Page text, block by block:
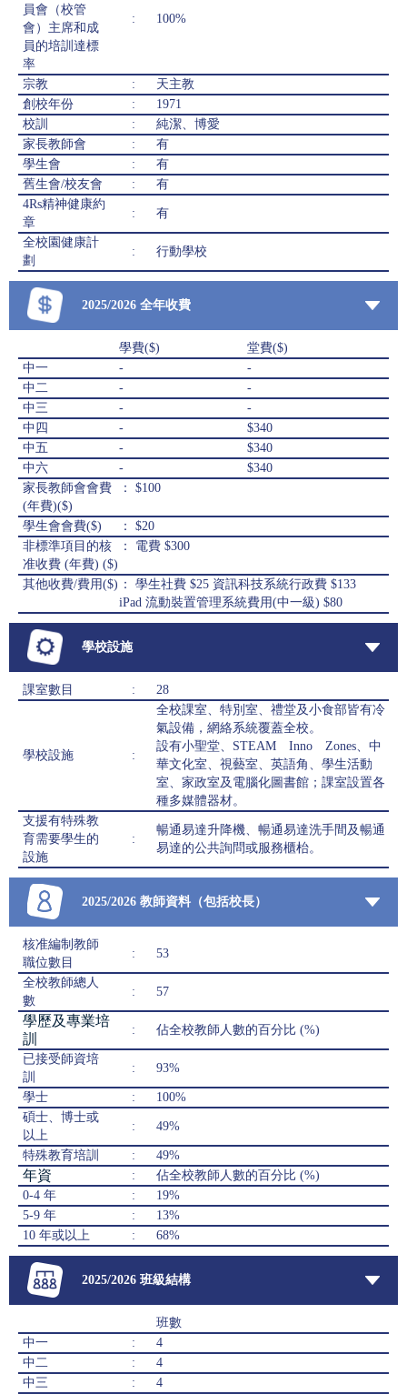
員會（校管
會）主席和成
員的培訓達標
率
: 100%
宗教 :
天主教
創校年份
:
1971
校訓
:
純潔、博愛
家長教師會
:
有
學生會
:
有
舊生會/校友會
:
有
4Rs精神健康約
章
: 有
全校園健康計
劃
: 行動學校
2025/2026 全年收費
學費($)
堂費($)
中一
-
-
中二
-
-
中三
-
-
中四
-
$340
中五
-
$340
中六
-
$340
家長教師會會費
(年費)($)
： $100
學生會會費($)
： $20
非標準項目的核
准收費 (年費) ($)
： 電費 $300
其他收費/費用($) ： 學生社費 $25 資訊科技系統行政費 $133
iPad 流動裝置管理系統費用(中一級) $80
學校設施
課室數目 : 28
學校設施 :
全校課室、特別室、禮堂及小食部皆有冷
氣設備，網絡系統覆蓋全校。
設有小聖堂、STEAM Inno Zones、中
華文化室、視藝室、英語角、學生活動
室、家政室及電腦化圖書館；課室設置各
種多媒體器材。
支援有特殊教
育需要學生的
設施
:
暢通易達升降機、暢通易達洗手間及暢通
易達的公共詢問或服務櫃枱。
2025/2026 教師資料（包括校長）
核准編制教師
職位數目
: 53
全校教師總人
數
: 57
學歷及專業培
訓
: 佔全校教師人數的百分比 (%)
已接受師資培
訓
: 93%
學士 :
100%
碩士、博士或
以上
: 49%
特殊教育培訓 : 49%
年資 :
佔全校教師人數的百分比 (%)
0-4 年
:
19%
5-9 年
:
13%
10 年或以上
: 68%
2025/2026 班級結構
班數
中一
:
4
中二
:
4
中三
: 4